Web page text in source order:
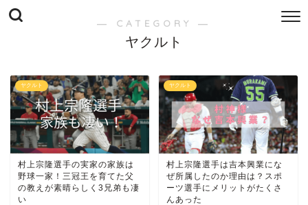
― CATEGORY ―
ヤクルト
ヤクルト
村上宗隆選手の実家の家族は
野球一家！三冠王を育てた父
の教えが素晴らしく3兄弟も凄
い
ヤクルト
村上宗隆選手は吉本興業にな
ぜ所属したのか理由は？スポ
ーツ選手にメリットがたくさ
んあった